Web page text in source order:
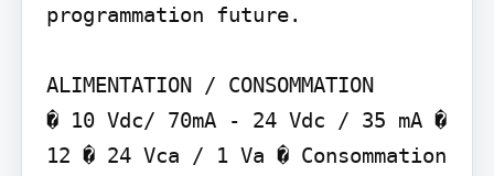
programmation future.
ALIMENTATION / CONSOMMATION
� 10 Vdc/ 70mA - 24 Vdc / 35 mA �
12 � 24 Vca / 1 Va � Consommation